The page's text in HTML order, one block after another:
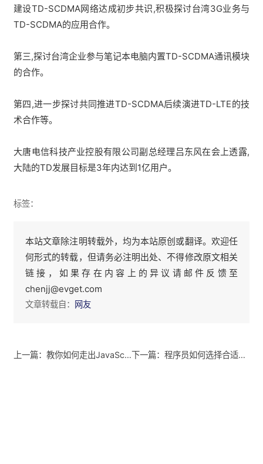
建设TD-SCDMA网络达成初步共识,积极探讨台湾3G业务与
TD-SCDMA的应用合作。
第三,探讨台湾企业参与笔记本电脑内置TD-SCDMA通讯模块
的合作。
第四,进一步探讨共同推进TD-SCDMA后续演进TD-LTE的技
术合作等。
大唐电信科技产业控股有限公司副总经理吕东风在会上透露,
大陆的TD发展目标是3年内达到1亿用户。
标签：
本站文章除注明转载外，均为本站原创或翻译。欢迎任
何形式的转载，但请务必注明出处、不得修改原文相关
链接，如果存在内容上的异议请邮件反馈至
chenjj@evget.com
文章转载自： 网友
上一篇：教你如何走出JavaScript初学困境 下一篇：程序员如何选择合适的程序语言?